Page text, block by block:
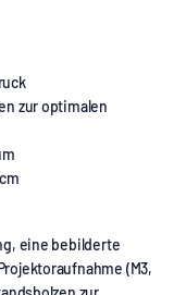
zur optimalen
eine bebilderte
(M3,